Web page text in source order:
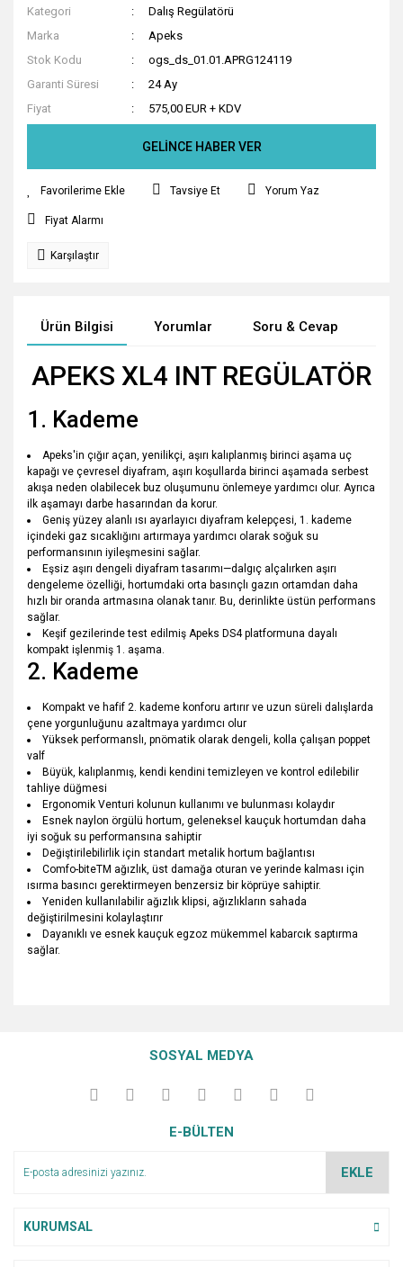
Kategori
Dalış Regülatörü
Marka
Apeks
Stok Kodu
ogs_ds_01.01.APRG124119
Garanti Süresi
24 Ay
Fiyat
575,00 EUR + KDV
GELİNCE HABER VER
Tavsiye Et Yorum Yaz
Fiyat Alarmı
Karşılaştır
Ürün Bilgisi Yorumlar Soru & Cevap
APEKS XL4 INT REGÜLATÖR
1. Kademe
Apeks'in çığır açan, yenilikçi, aşırı kalıplanmış birinci aşama uç
kapağı ve çevresel diyafram, aşırı koşullarda birinci aşamada serbest
akışa neden olabilecek buz oluşumunu önlemeye yardımcı olur. Ayrıca
ilk aşamayı darbe hasarından da korur.
Geniş yüzey alanlı ısı ayarlayıcı diyafram kelepçesi, 1. kademe
içindeki gaz sıcaklığını artırmaya yardımcı olarak soğuk su
performansının iyileşmesini sağlar.
Eşsiz aşırı dengeli diyafram tasarımı—dalgıç alçalırken aşırı
dengeleme özelliği, hortumdaki orta basınçlı gazın ortamdan daha
hızlı bir oranda artmasına olanak tanır. Bu, derinlikte üstün performans
sağlar.
Keşif gezilerinde test edilmiş Apeks DS4 platformuna dayalı
kompakt işlenmiş 1. aşama.
2. Kademe
Kompakt ve hafif 2. kademe konforu artırır ve uzun süreli dalışlarda
çene yorgunluğunu azaltmaya yardımcı olur
Yüksek performanslı, pnömatik olarak dengeli, kolla çalışan poppet
valf
Büyük, kalıplanmış, kendi kendini temizleyen ve kontrol edilebilir
tahliye düğmesi
Ergonomik Venturi kolunun kullanımı ve bulunması kolaydır
Esnek naylon örgülü hortum, geleneksel kauçuk hortumdan daha
iyi soğuk su performansına sahiptir
Değiştirilebilirlik için standart metalik hortum bağlantısı
Comfo-biteTM ağızlık, üst damağa oturan ve yerinde kalması için
ısırma basıncı gerektirmeyen benzersiz bir köprüye sahiptir.
Yeniden kullanılabilir ağızlık klipsi, ağızlıkların sahada
değiştirilmesini kolaylaştırır
Dayanıklı ve esnek kauçuk egzoz mükemmel kabarcık saptırma
sağlar.
Yorum Yaz
kullanarak tarafımıza iletebilirsiniz.
Görüş ve önerileriniz için teşekkür ederiz.
Ürün açıklamasında eksik bilgiler bulunuyor.
SOSYAL MEDYA
E-BÜLTEN
EKLE
KURUMSAL